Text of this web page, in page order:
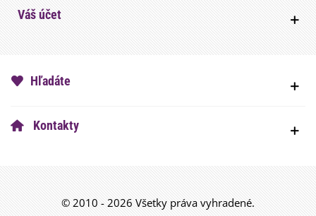
Váš účet
Hľadáte
Kontakty
© 2010 - 2026 Všetky práva vyhradené.